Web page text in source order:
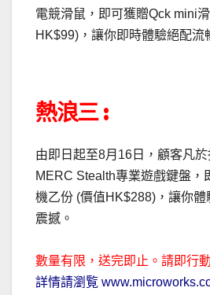
電競滑鼠，即可獲贈Qck mini
HK$99)，讓你即時體驗絕配流
熱浪三 :
由即日起至8月16日，顧客凡
MERC Stealth專業遊戲鍵盤，
機乙份 (價值HK$288)，讓你
震撼。
數量有限，送完即止。請即行
詳情請瀏覧